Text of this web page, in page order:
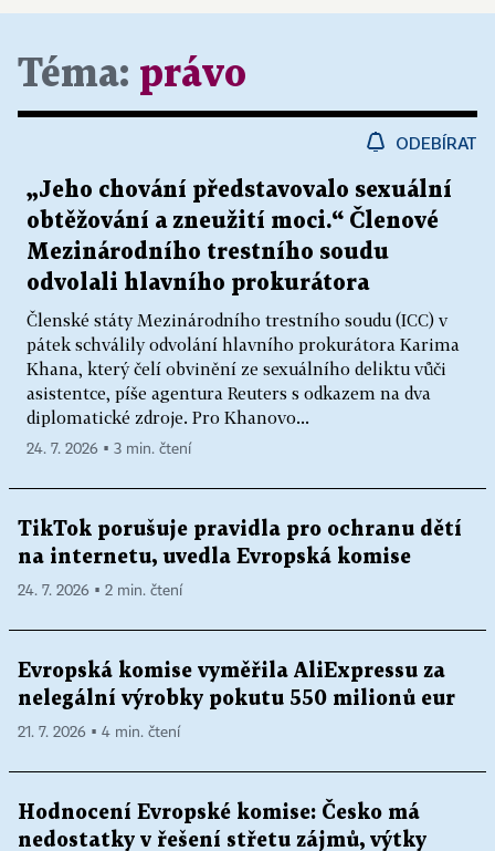
Téma: právo
ODEBÍRAT
„Jeho chování představovalo sexuální
obtěžování a zneužití moci.“ Členové
Mezinárodního trestního soudu
odvolali hlavního prokurátora
Členské státy Mezinárodního trestního soudu (ICC) v
pátek schválily odvolání hlavního prokurátora Karima
Khana, který čelí obvinění ze sexuálního deliktu vůči
asistentce, píše agentura Reuters s odkazem na dva
diplomatické zdroje. Pro Khanovo...
24. 7. 2026 ▪ 3 min. čtení
TikTok porušuje pravidla pro ochranu dětí
na internetu, uvedla Evropská komise
24. 7. 2026 ▪ 2 min. čtení
Evropská komise vyměřila AliExpressu za
nelegální výrobky pokutu 550 milionů eur
21. 7. 2026 ▪ 4 min. čtení
Hodnocení Evropské komise: Česko má
nedostatky v řešení střetu zájmů, výtky